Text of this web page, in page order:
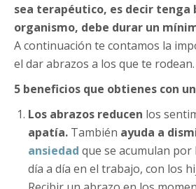
sea terapéutico, es decir tenga
organismo, debe durar un
A continuación te contamos la
el dar abrazos a los que te rodean.
5 beneficios que obtienes con
Los abrazos reducen los
apatía. También ayuda a
ansiedad que se acumulan
día a día en el trabajo, con los